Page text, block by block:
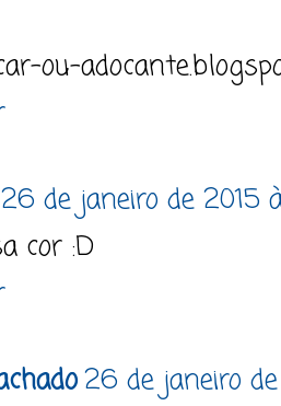
ou-
26 de janeiro de 2015
cor :D
26 de janeiro